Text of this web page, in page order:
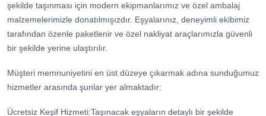
şekilde taşınması için modern ekipmanlarımız ve özel ambalaj
malzemelerimizle donatılmışızdır. Eşyalarınız, deneyimli ekibimiz
tarafından özenle paketlenir ve özel nakliyat araçlarımızla güvenli
bir şekilde yerine ulaştırılır.
Müşteri memnuniyetini en üst düzeye çıkarmak adına sunduğumuz
hizmetler arasında şunlar yer almaktadır:
Ücretsiz Keşif Hizmeti:Taşınacak eşyaların detaylı bir şekilde